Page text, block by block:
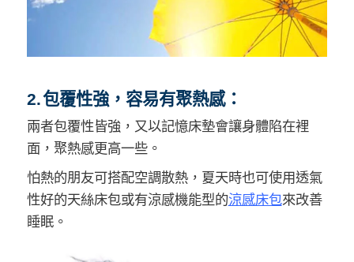
2. 包覆性強，容易有聚熱感：
兩者包覆性皆強，又以記憶床墊會讓身體陷在裡
面，聚熱感更高一些。
怕熱的朋友可搭配空調散熱，夏天時也可使用透氣
性好的天絲床包或有涼感機能型的涼感床包來改善
睡眠。